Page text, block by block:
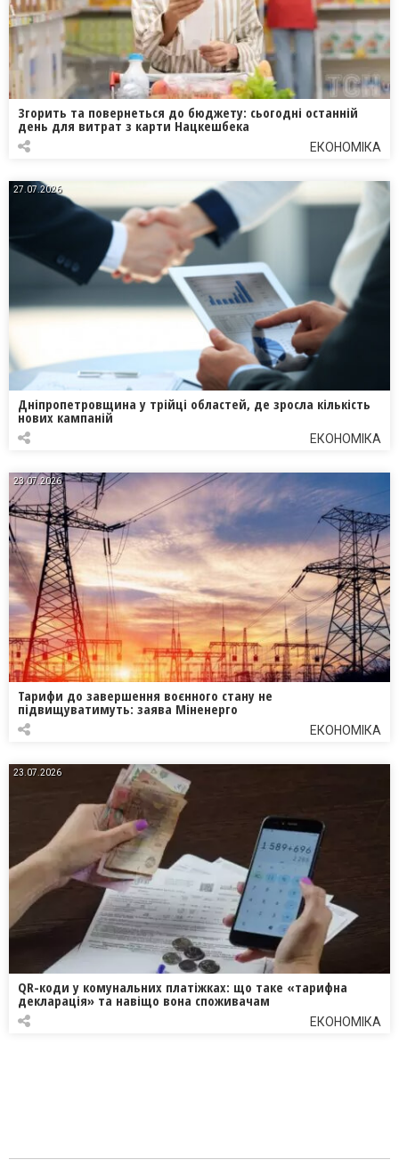
Згорить та повернеться до бюджету: сьогодні останній
день для витрат з карти Нацкешбека
ЕКОНОМІКА
27.07.2026
Дніпропетровщина у трійці областей, де зросла кількість
нових кампаній
ЕКОНОМІКА
23.07.2026
Тарифи до завершення воєнного стану не
підвищуватимуть: заява Міненерго
ЕКОНОМІКА
23.07.2026
QR-коди у комунальних платіжках: що таке «тарифна
декларація» та навіщо вона споживачам
ЕКОНОМІКА